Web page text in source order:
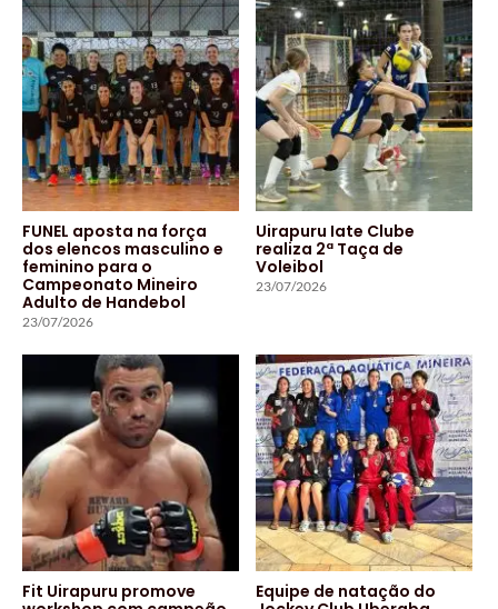
FUNEL aposta na força
dos elencos masculino e
feminino para o
Campeonato Mineiro
Adulto de Handebol
23/07/2026
Uirapuru Iate Clube
realiza 2ª Taça de
Voleibol
23/07/2026
Fit Uirapuru promove
Equipe de natação do